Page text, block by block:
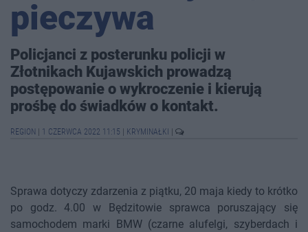
pieczywa
Policjanci z posterunku policji w
Złotnikach Kujawskich prowadzą
postępowanie o wykroczenie i kierują
prośbę do świadków o kontakt.
REGION 1 CZERWCA 2022 11:15 KRYMINAŁKI
Sprawa dotyczy zdarzenia z piątku, 20 maja kiedy to krótko
po godz. 4.00 w Będzitowie sprawca poruszający się
samochodem marki BMW (czarne alufelgi, szyberdach i